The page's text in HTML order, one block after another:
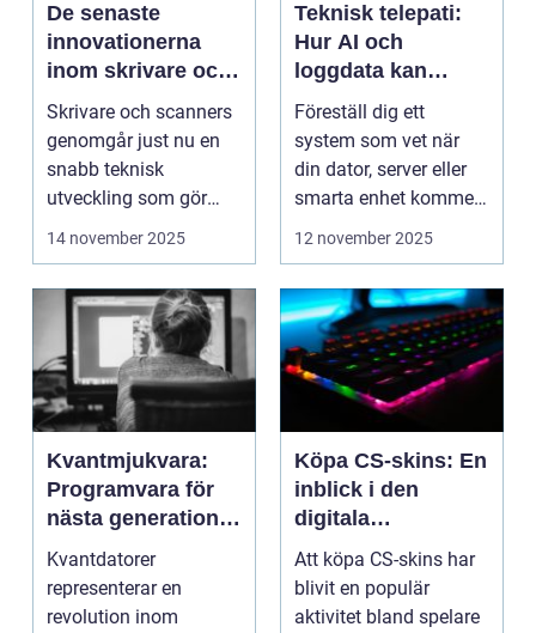
De senaste
innovationerna
inom skrivare och
scanners
Skrivare och scanners
genomgår just nu en
snabb teknisk
utveckling som gör
dem mer intell...
14 november 2025
Teknisk telepati:
Hur AI och
loggdata kan
förutsäga fel innan
de händer
Föreställ dig ett
system som vet när
din dator, server eller
smarta enhet kommer
att ...
12 november 2025
Kvantmjukvara:
Programvara för
nästa generations
datorer
Kvantdatorer
representerar en
revolution inom
Köpa CS-skins: En
inblick i den
digitala
handelsvärlden
Att köpa CS-skins har
blivit en populär
aktivitet bland spelare